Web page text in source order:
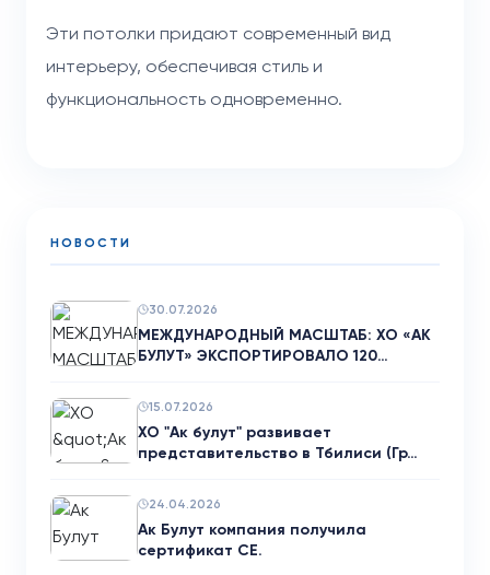
Эти потолки придают современный вид
интерьеру, обеспечивая стиль и
функциональность одновременно.
НОВОСТИ
30.07.2026
МЕЖДУНАРОДНЫЙ МАСШТАБ: ХО «АК
БУЛУТ» ЭКСПОРТИРОВАЛО 120…
15.07.2026
ХО "Ак булут" развивает
представительство в Тбилиси (Гр…
24.04.2026
Ак Булут компания получила
сертификат CE.